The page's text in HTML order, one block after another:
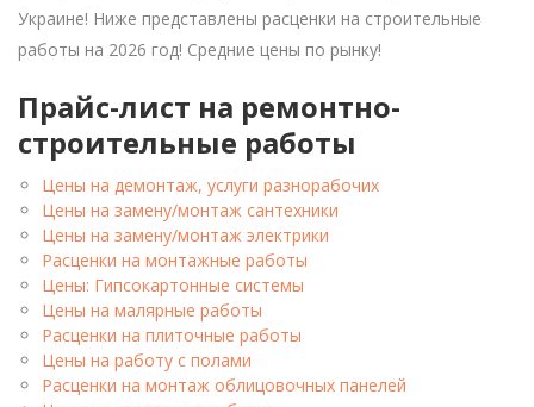
Украине! Ниже представлены расценки на строительные
работы на 2026 год! Средние цены по рынку!
Прайс-лист на ремонтно-
строительные работы
Цены на демонтаж, услуги разнорабочих
Цены на замену/монтаж сантехники
Цены на замену/монтаж электрики
Расценки на монтажные работы
Цены: Гипсокартонные системы
Цены на малярные работы
Расценки на плиточные работы
Цены на работу с полами
Расценки на монтаж облицовочных панелей